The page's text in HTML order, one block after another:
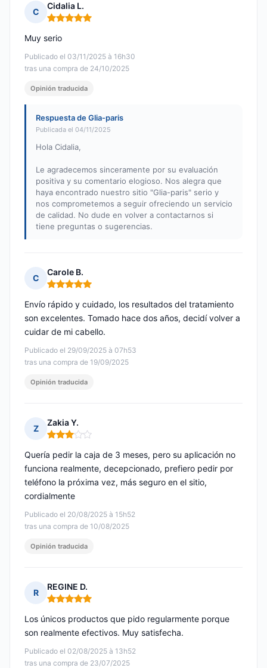
C
Cidalia L.
Nota: 5 de 5
Publicado el 03/11/2025 à 16h30
tras una compra de 24/10/2025
Muy serio
Opinión traducida
Respuesta de Glia-paris
Publicada el 04/11/2025
Hola Cidalia,
Le agradecemos sinceramente por su evaluación
positiva y su comentario elogioso. Nos alegra que
haya encontrado nuestro sitio "Glia-paris" serio y
nos comprometemos a seguir ofreciendo un servicio
de calidad. No dude en volver a contactarnos si
tiene preguntas o sugerencias.
C
Carole B.
Nota: 5 de 5
Publicado el 29/09/2025 à 07h53
tras una compra de 19/09/2025
Envío rápido y cuidado, los resultados del tratamiento
son excelentes. Tomado hace dos años, decidí volver a
cuidar de mi cabello.
Opinión traducida
Z
Zakia Y.
Nota: 3 de 5
Publicado el 20/08/2025 à 15h52
tras una compra de 10/08/2025
Quería pedir la caja de 3 meses, pero su aplicación no
funciona realmente, decepcionado, prefiero pedir por
teléfono la próxima vez, más seguro en el sitio,
cordialmente
Opinión traducida
R
REGINE D.
Nota: 5 de 5
Publicado el 02/08/2025 à 13h52
tras una compra de 23/07/2025
Los únicos productos que pido regularmente porque
son realmente efectivos. Muy satisfecha.